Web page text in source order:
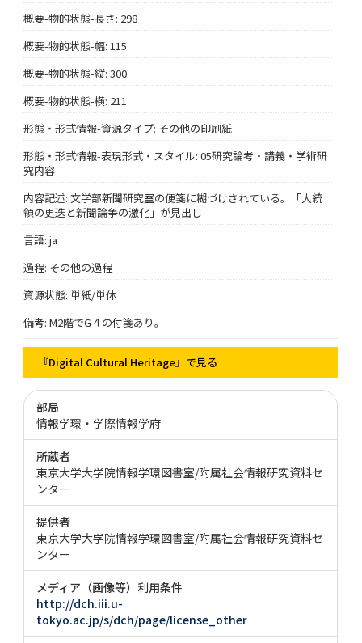
概要-物的状態-長さ: 298
概要-物的状態-幅: 115
概要-物的状態-縦: 300
概要-物的状態-横: 211
形態・形式情報-資源タイプ: その他の印刷紙
形態・形式情報-表現形式・スタイル: 05研究論考・講義・学術研
究内容
内容記述: 文学部新聞研究室の便箋に糊づけされている。「大統
領の更迭と新聞論争の激化」が見出し
言語: ja
過程: その他の過程
資源状態: 単紙/単体
備考: M2階でG４の付箋あり。
『Digital Cultural Heritage』で見る
部局
情報学環・学際情報学府
所蔵者
東京大学大学院情報学環図書室/附属社会情報研究資料セ
ンター
提供者
東京大学大学院情報学環図書室/附属社会情報研究資料セ
ンター
メディア（画像等）利用条件
http://dch.iii.u-
tokyo.ac.jp/s/dch/page/license_other